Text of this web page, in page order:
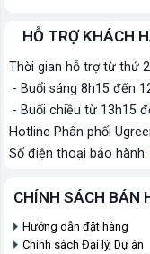
HỖ TRỢ KHÁCH
Thời gian hỗ trợ từ thứ
- Buổi sáng 8h15 đến
- Buổi chiều từ 13h15
Hotline Phân phối
Số điện thoại bảo hành:
CHÍNH SÁCH BÁN
Hướng dẫn đặt hàng
Chính sách Đại lý, Dự án